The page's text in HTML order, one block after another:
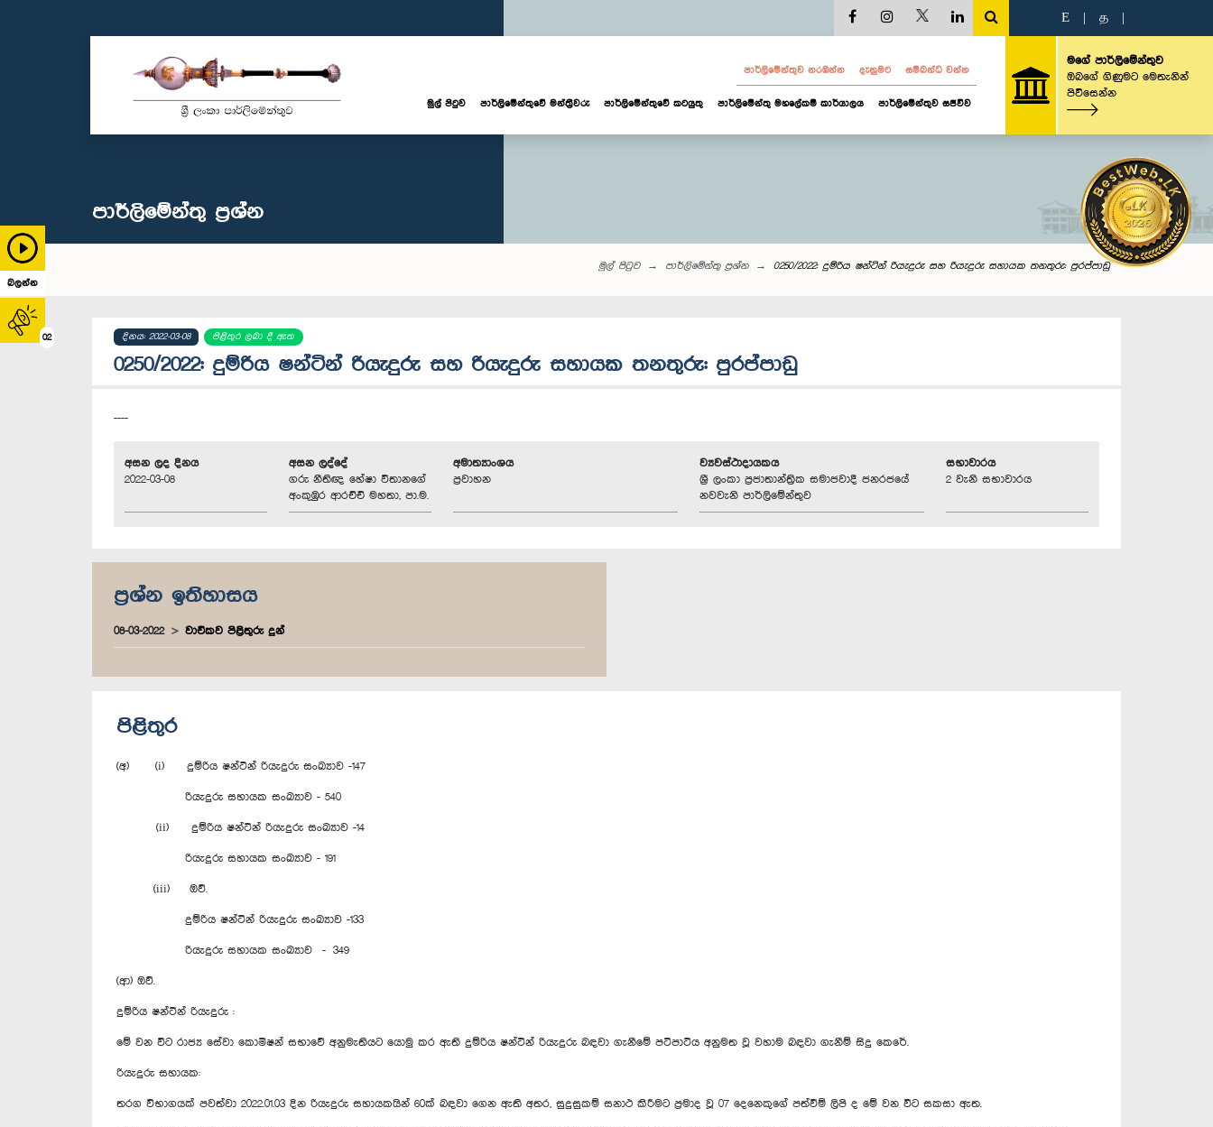
බලන්න
02
E த
පාර්ලි‌මේන්තුව නරඹන්න දැනුමට සම්බන්ධ වන්න
මුල් පිටුව පාර්ලි‌මේන්තුවේ මන්ත්‍රීවරු පාර්ලිමේන්තුවේ කටයුතු පාර්ලිමේන්තු මහලේකම් කාර්යාලය පාර්ලිමේන්තුව සජීවීව
මගේ පාර්ලිමේන්තුව
ඔබගේ ගිණුමට මෙතැනින්
පිවිසෙන්න
පාර්ලි‌මේන්තු‌ ප්‍රශ්න
මුල් පිටුව පාර්ලි‌මේන්තු‌ ප්‍රශ්න 0250/2022: දුම්රිය ෂන්ටින් රියැදුරු සහ රියැදුරු සහායක තනතුරු: පුරප්පාඩු
දිනය: 2022-03-08 පිළිතුර ලබා දී ඇත
0250/2022: දුම්රිය ෂන්ටින් රියැදුරු සහ රියැදුරු සහායක තනතුරු: පුරප්පාඩු
----
අසන ලද දිනය
2022-03-08
අසන ලද්දේ
ගරු නීතිඥ හේෂා විතානගේ
අංකුඹුර ආරච්චි මහතා, පා.ම.
අමාත්‍යාංශය
ප්‍රවාහන
ව්‍යවස්ථාදායකය
ශ්‍රී ලංකා ප්‍රජාතාන්ත්‍රික සමාජවාදී ජනරජයේ
නවවැනි පාර්ලිමේන්තුව
සභාවාරය
2 වැනි සභාවාරය
ප්‍රශ්න ඉතිහාසය
08-03-2022 වාචිකව පිළිතුරු දුන්
පිළිතුර
(අ) (i) දුම්රිය ෂන්ටින් රියැදුරු සංඛ්‍යාව -147
රියැදුරු සහායක සංඛ්‍යාව - 540
(ii) දුම්රිය ෂන්ටින් රියැදුරු සංඛ්‍යාව -14
රියැදුරු සහායක සංඛ්‍යාව - 191
(iii) ඔව්.
දුම්රිය ෂන්ටින් රියැදුරු සංඛ්‍යාව -133
රියැදුරු සහායක සංඛ්‍යාව - 349
(ආ) ඔව්.
දුම්රිය ෂන්ටින් රියැදුරු :
මේ වන විට රාජ්‍ය සේවා ‍කොමිෂන් සභාවේ අනුමැතියට යොමු කර ඇති දුම්රිය ෂන්ටින් රියැදුරු බඳවා ගැනීමේ පටිපාටිය අනුමත වූ වහාම බඳවා ගැනීම් සිදු කෙරේ.
රියැදුරු සහායක:
තරග විභාගයක් පවත්වා 2022.01.03 දින රියැදුරු සහායකයින් 60ක් බඳවා ගෙන ඇති අතර, සුදුසුකම් සනාථ කිරීමට ප්‍රමාද වූ 07 දෙනෙකුගේ පත්වීම් ලිපි ද මේ වන විට සකසා ඇත.